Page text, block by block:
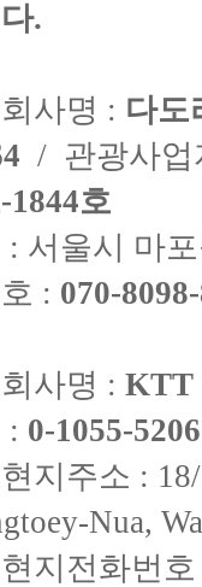
.
사명 : 다도
/ 관광사
1844호
: 서울시 마
: 070-
사명 : KTT
: 0-1055-
지주소 :
Nua,
지전화번